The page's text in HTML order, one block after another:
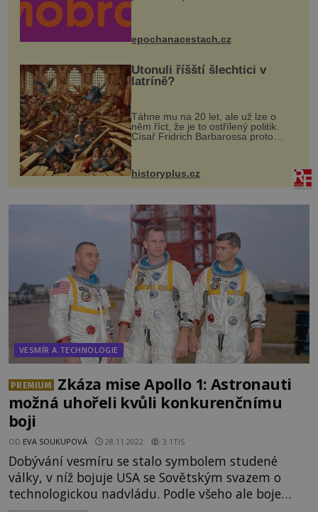
program se odehraje na Karlově a
mohou těšit na víno, burčák, pes...
epochanacestach.cz
Utonuli říšští šlechtici v
latríně?
Táhne mu na 20 let, ale už lze o
něm říct, že je to ostřílený politik.
Císař Fridrich Barbarossa proto
posílá svého syna a dědice Jindřicha
VI. do Erfurtu, aby se stal
prostředníkem při řešení sporu m...
historyplus.cz
VESMÍR A TECHNOLOGIE
PREMIUM
Zkáza mise Apollo 1: Astronauti
možná uhořeli kvůli konkurenčnímu
boji
OD EVA SOUKUPOVÁ 28.11.2022 3.1TIS
Dobývání vesmíru se stalo symbolem studené
války, v níž bojuje USA se Sovětským svazem o
technologickou nadvládu. Podle všeho ale boje